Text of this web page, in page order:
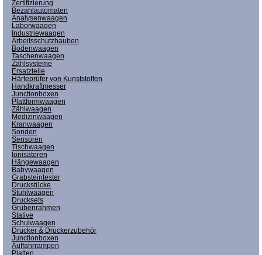
Zertifizierung
Bezahlautomaten
Analysenwaagen
Laborwaagen
Industriewaagen
Arbeitsschutzhauben
Bodenwaagen
Taschenwaagen
Zählsysteme
Ersatzteile
Härteprüfer von Kunststoffen
Handkraftmesser
Junctionboxen
Plattformwaagen
Zählwaagen
Medizinwaagen
Kranwaagen
Sonden
Sensoren
Tischwaagen
Ionisatoren
Hängewaagen
Babywaagen
Grabsteintester
Druckstücke
Stuhlwaagen
Drucksets
Grubenrahmen
Stative
Schulwaagen
Drucker & Druckerzubehör
Junctionboxen
Auffahrrampen
Platten